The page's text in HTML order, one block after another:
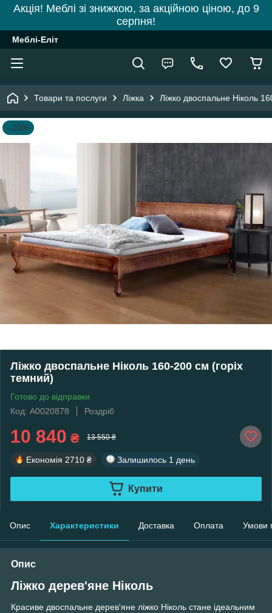
Акція! Меблі зі знижкою, за акційною ціною, до 9
серпня!
Меблі-Еліт
Товари та послуги Ліжка Ліжко двоспальне Ніколь
–20%
Ліжко двоспальне Ніколь 160-200 см (горіх
темний)
Готово до відправки
Код: А0020878
Роздріб
10 840 ₴ 13 550 ₴
Економія 2710 ₴ Залишилось 1 день
Купити
Опис Характеристики Доставка Оплата Умови
Опис
Ліжко дерев'яне Ніколь
Красиве двоспальне дерев'яне ліжко Ніколь стане ідеальним